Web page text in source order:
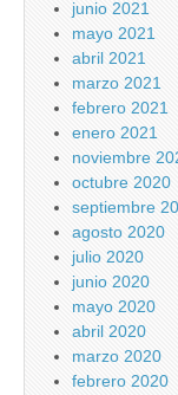
junio 2021
mayo 2021
abril 2021
marzo 2021
febrero 2021
enero 2021
noviembre
octubre 2020
septiembre
agosto 2020
julio 2020
junio 2020
mayo 2020
abril 2020
marzo 2020
febrero 2020